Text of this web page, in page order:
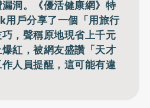
洞。《優活健康網》特
戶分享了一個「用旅行
，聲稱原地現省上千元
紅，被網友盛讚「天才
人員提醒，這可能有違